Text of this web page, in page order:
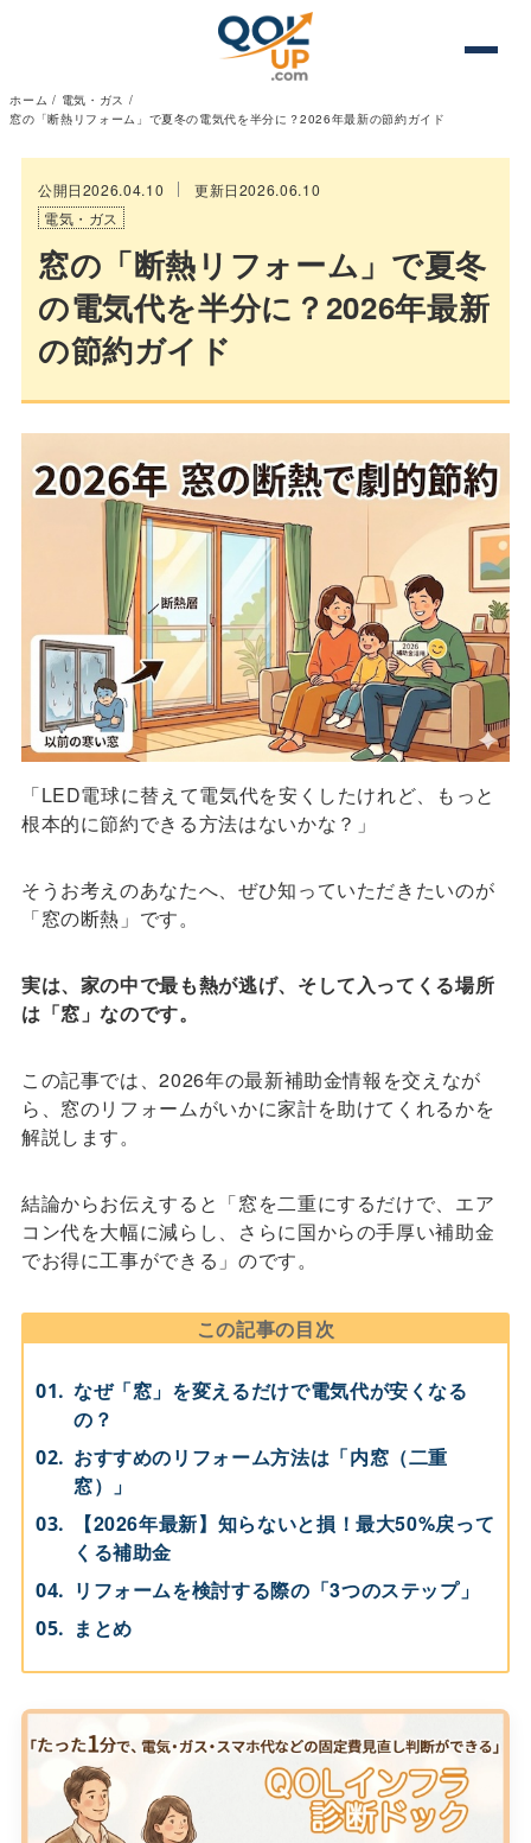
ホーム / 電気・ガス /
窓の「断熱リフォーム」で夏冬の電気代を半分に？2026年最新の節約ガイド
公開日2026.04.10
更新日2026.06.10
電気・ガス
窓の「断熱リフォーム」で夏冬
の電気代を半分に？2026年最新
の節約ガイド
「LED電球に替えて電気代を安くしたけれど、もっと
根本的に節約できる方法はないかな？」
そうお考えのあなたへ、ぜひ知っていただきたいのが
「窓の断熱」です。
実は、家の中で最も熱が逃げ、そして入ってくる場所
は「窓」なのです。
この記事では、2026年の最新補助金情報を交えなが
ら、窓のリフォームがいかに家計を助けてくれるかを
解説します。
結論からお伝えすると「窓を二重にするだけで、エア
コン代を大幅に減らし、さらに国からの手厚い補助金
でお得に工事ができる」のです。
この記事の目次
なぜ「窓」を変えるだけで電気代が安くなる
の？
おすすめのリフォーム方法は「内窓（二重
窓）」
【2026年最新】知らないと損！最大50%戻って
くる補助金
リフォームを検討する際の「3つのステップ」
まとめ